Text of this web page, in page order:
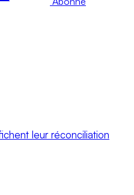
leur réconciliation